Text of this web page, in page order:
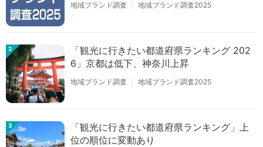
地域ブランド調査 地域ブランド調査2025
2
「観光に行きたい都道府県ランキング 202
6」京都は低下、神奈川上昇
地域ブランド調査 地域ブランド調査2025
3
「観光に行きたい都道府県ランキング」上
位の順位に変動あり